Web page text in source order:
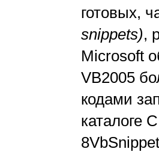
готовых,
snippets),
Microsoft
VB2005
кодами
каталоге